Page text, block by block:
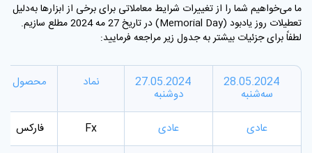
ما می‌خواهیم شما را از تغییرات شرایط معاملاتی برای برخی از ابزارها به‌دلیل
تعطیلات روز یادبود (Memorial Day) در تاریخ 27 مه 2024 مطلع سازیم.
لطفاً برای جزئیات بیشتر به جدول زیر مراجعه فرمایید:
محصول نماد 27.05.2024
دوشنبه
28.05.2024
سه‌شنبه
فارکس
Fx عادی
عادی